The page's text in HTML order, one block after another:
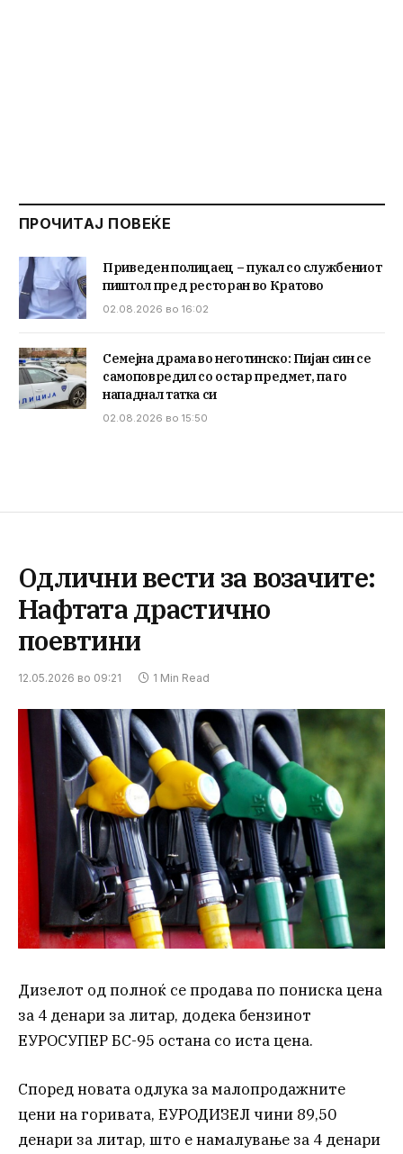
ПРОЧИТАЈ ПОВЕЌЕ
Приведен полицаец – пукал со службениот
пиштол пред ресторан во Кратово
02.08.2026 во 16:02
Семејна драма во неготинско: Пијан син се
самоповредил со остар предмет, па го
нападнал татка си
02.08.2026 во 15:50
Одлични вести за возачите:
Нафтата драстично
поевтини
12.05.2026 во 09:21 1 Min Read
Дизелот од полноќ се продава по пониска цена
за 4 денари за литар, додека бензинот
ЕУРОСУПЕР БС-95 останa со иста цена.
Според новата одлука за малопродажните
цени на горивата, ЕУРОДИЗЕЛ чини 89,50
денари за литар, што е намалување за 4 денари